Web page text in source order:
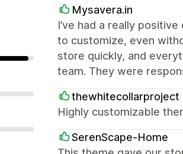
Mysavera.in
I’ve had a really
to customize, even
store quickly, and
team. They were
thewhitecollarproject
Highly customizable
SerenScape-Home